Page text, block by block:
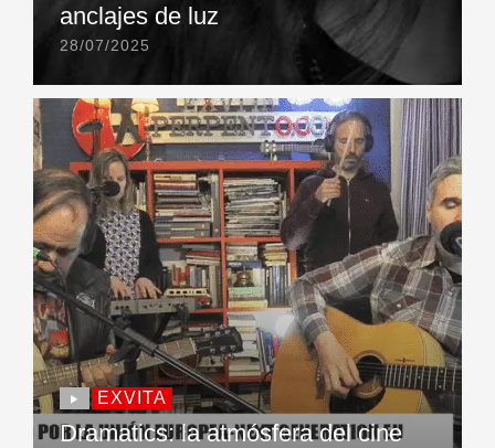
anclajes de luz
28/07/2025
EXVITA
Dramatics: la atmósfera del cine